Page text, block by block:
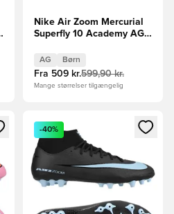
Nike Air Zoom Mercurial
Superfly 10 Academy AG
Orange/Turkis/Grøn Børn
AG Børn
Fra 509 kr.599,90 kr.
Mange størrelser tilgængelig
ind eller tilmelde dig som
Åbner en Modal til at logge
-40%